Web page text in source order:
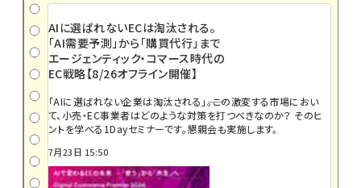
AIに選ばれないECは淘汰される。
「AI需要予測」から「購買代行」まで
エージェンティック・コマース時代の
EC戦略【8/26オフライン開催】
「AIに選ばれない企業は淘汰される」――。この激変する市場におい
て、小売・EC事業者はどのような対策を打つべきなのか？ そのヒ
ントを学べる1Dayセミナーです。懇親会も実施します。
7月23日 15:50